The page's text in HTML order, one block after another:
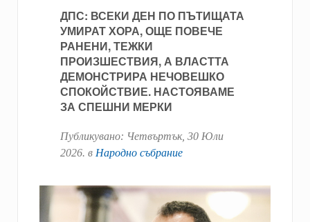
ДПС: ВСЕКИ ДЕН ПО ПЪТИЩАТА
УМИРАТ ХОРА, ОЩЕ ПОВЕЧЕ
РАНЕНИ, ТЕЖКИ
ПРОИЗШЕСТВИЯ, А ВЛАСТТА
ДЕМОНСТРИРА НЕЧОВЕШКО
СПОКОЙСТВИЕ. НАСТОЯВАМЕ
ЗА СПЕШНИ МЕРКИ
Публикувано: Четвъртък, 30 Юли
2026. в Народно събрание